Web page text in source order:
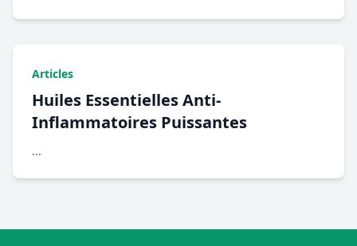
Articles
Huiles Essentielles Anti-
Inflammatoires Puissantes
...